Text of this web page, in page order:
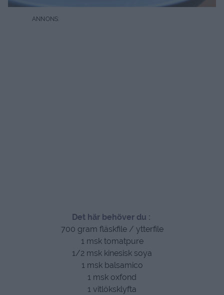
Det här behöver du :
700 gram fläskfile / ytterfile
1 msk tomatpure
1/2 msk kinesisk soya
1 msk balsamico
1 msk oxfond
1 vitlöksklyfta